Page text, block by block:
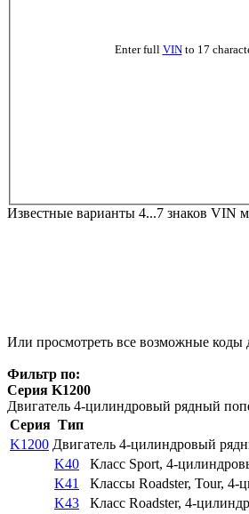
Enter full VINto 17
Известные варианты 4...7 знаков VIN
Или просмотреть все возможные коды
Фильтр по:
Серия K1200
Двигатель 4-цилиндровый рядный
Серия Тип
K1200 Двигатель 4-цилиндровый
K40
Класс Sport, 4-
K41
Классы Roadster, Tour, 4-
K43
Класс Roadster, 4-